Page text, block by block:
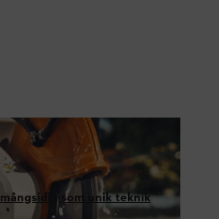
hög kapningsprestanda
som unik teknik